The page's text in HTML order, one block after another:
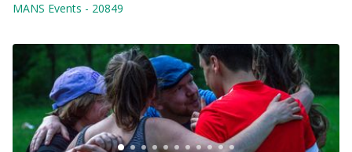
MANS Events - 20849